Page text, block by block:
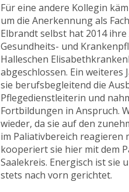
Für eine andere Kollegin
um die Anerkennung als
Elbrandt selbst hat 2014
Gesundheits- und
Halleschen
abgeschlossen. Ein weiteres
sie berufsbegleitend die
Pflegedienstleiterin und
Fortbildungen in Anspruch.
wieder, da sie auf den
im Paliativbereich reagieren
kooperiert sie hier mit dem
Saalekreis. Energisch ist sie
stets nach vorn gerichtet.